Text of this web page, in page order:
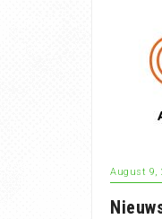
August 9,